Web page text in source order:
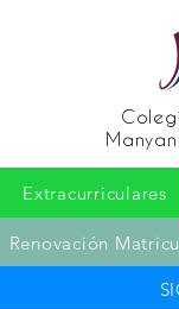
Extracurriculares
Renovación